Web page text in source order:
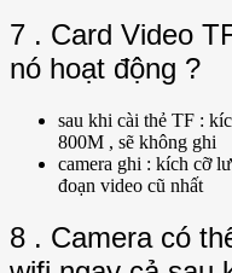
7 . Card Video
nó hoạt động ?
sau khi cài thẻ TF :
800M , sẽ không ghi
camera ghi : kích cỡ
đoạn video cũ nhất
8 . Camera có